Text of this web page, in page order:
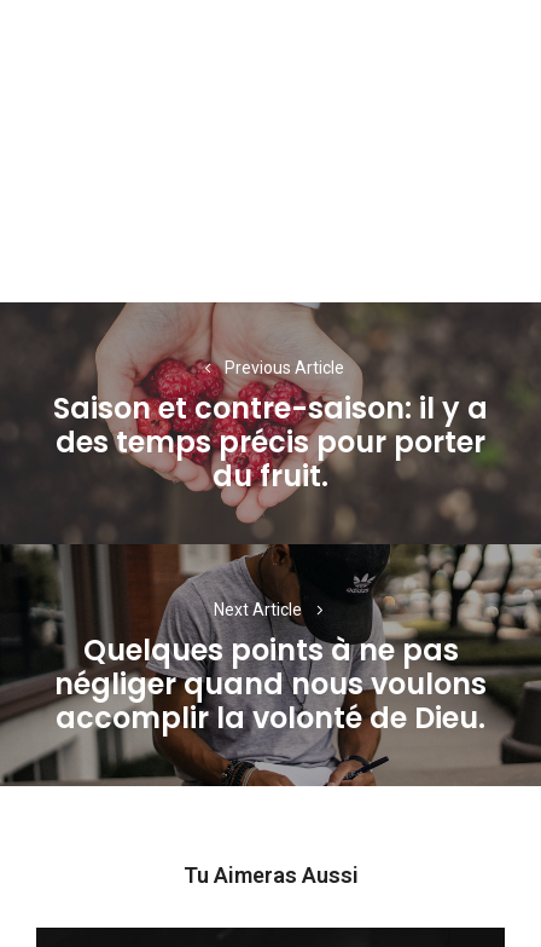
Navigation
l’article
Previous Article
Previous
post:
Saison et contre-saison: il y a
des temps précis pour porter
du fruit.
Next Article
Next
post:
Quelques points à ne pas
négliger quand nous voulons
accomplir la volonté de Dieu.
Tu Aimeras Aussi